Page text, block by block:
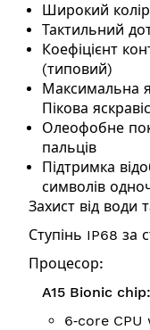
Широкий
Тактильний
Коефіцієнт
(типовий)
Максимальна
Пікова
Олеофобне
пальців
Підтримка
символів
Захист від води
Ступінь IP68 за
Процесор:
A15 Bionic chip:
6‑core